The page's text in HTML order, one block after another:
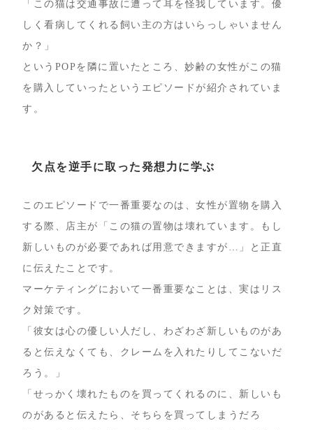
「この猫は交通事故に遭って耳を怪我しています。優
しく看病してくれる飼い主の方はいらっしゃいません
か？」
というPOPを隣に置いたところ、妙齢の女性がこの猫
を購入していったというエピソードが紹介されていま
す。
欠点を逆手に取った発想力に学ぶ
このエピソードで一番重要なのは、女性が置物を購入
する際、店主が「この猫の置物は壊れています。もし
新しいものが必要であれば用意できますが…」と正直
に伝えたことです。
マーケティングにおいて一番重要なことは、実はリス
ク対策です。
「彼女は心の優しい人だし、わざわざ新しいものがあ
ると伝えなくても、クレームを入れたりしてこないだ
ろう。」
「せっかく壊れたものを買ってくれるのに、新しいも
のがあると伝えたら、そちらを買ってしまうだろ